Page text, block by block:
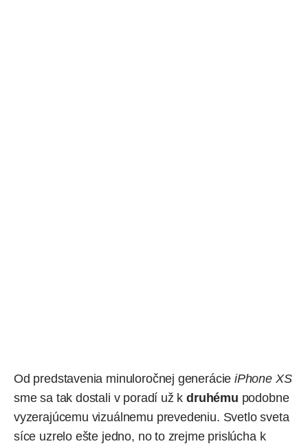
Od predstavenia minuloročnej generácie iPhone XS
sme sa tak dostali v poradí už kdruhému podobne
vyzerajúcemu vizuálnemu prevedeniu. Svetlo sveta
síce uzrelo ešte jedno, no to zrejme prislúcha k